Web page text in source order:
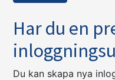
Har du en
Du kan skapa nya